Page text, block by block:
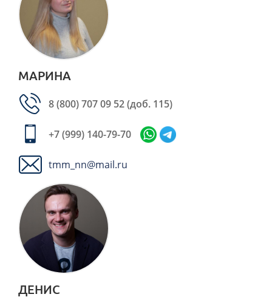
МАРИНА
8 (800) 707 09 52(доб. 115)
+7 (999) 140-79-70
tmm_nn@mail.ru
ДЕНИС